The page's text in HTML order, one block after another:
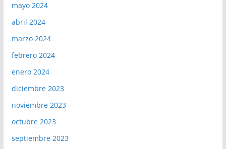
mayo 2024
abril 2024
marzo 2024
febrero 2024
enero 2024
diciembre 2023
noviembre 2023
octubre 2023
septiembre 2023